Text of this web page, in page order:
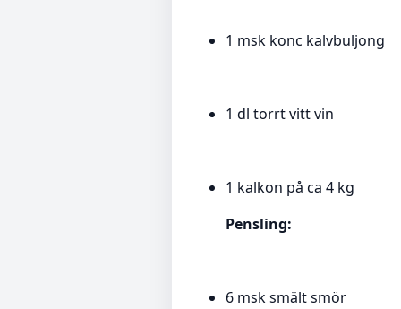
1 msk konc kalvbuljong
1 dl torrt vitt vin
1 kalkon på ca 4 kg
Pensling:
6 msk smält smör